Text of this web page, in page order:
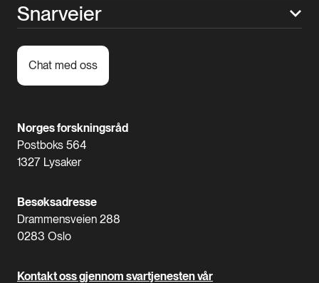
Snarveier
Chat med oss
Norges forskningsråd
Postboks 564
1327 Lysaker
Besøksadresse
Drammensveien 288
0283 Oslo
Kontakt oss gjennom svartjenesten vår